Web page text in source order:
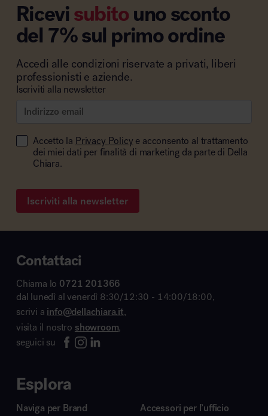
Ricevisubitouno sconto
del 7% sul primo ordine
Accedi alle condizioni riservate a privati, liberi
professionisti e aziende.
Iscriviti alla newsletter
Accetto la Privacy Policy e acconsento al trattamento
dei miei dati per finalità di marketing da parte di Della
Chiara.
Iscriviti alla newsletter
Contattaci
Chiama lo 0721 201366
dal lunedì al venerdì 8:30/12:30 - 14:00/18:00,
scrivi a info@dellachiara.it,
visita il nostro showroom,
seguici su
Esplora
Naviga per Brand
Accessori per l’ufficio